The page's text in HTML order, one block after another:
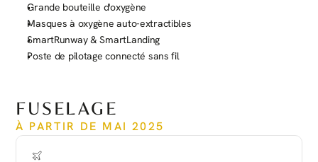
Grande bouteille d'oxygène
Masques à oxygène auto-extractibles
SmartRunway & SmartLanding
Poste de pilotage connecté sans fil
FUSELAGE
À PARTIR DE MAI 2025